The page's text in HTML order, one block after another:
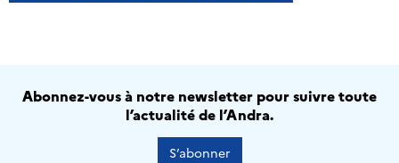
Abonnez-vous à notre newsletter pour suivre toute
l’actualité de l’Andra.
S’abonner